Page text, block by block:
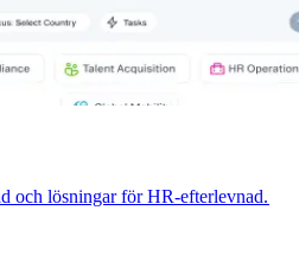
och lösningar för HR-efterlevnad.​​